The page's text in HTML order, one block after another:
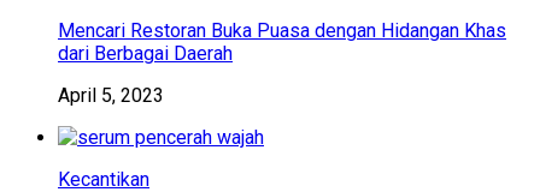
Mencari Restoran Buka Puasa dengan Hidangan Khas
dari Berbagai Daerah
April 5, 2023
Kecantikan